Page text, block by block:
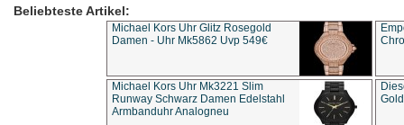
Beliebteste Artikel:
Michael Kors Uhr Glitz Rosegold
Damen - Uhr Mk5862 Uvp 549€
Michael Kors Uhr Mk3221 Slim
Runway Schwarz Damen Edelstahl
Armbanduhr Analogneu